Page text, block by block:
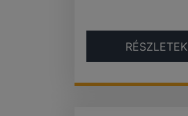
RÉSZLETEK